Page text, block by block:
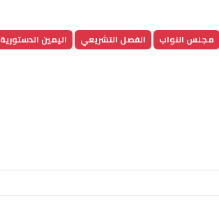
مجلس النواب الفصل التشريعي اليمين الدستورية